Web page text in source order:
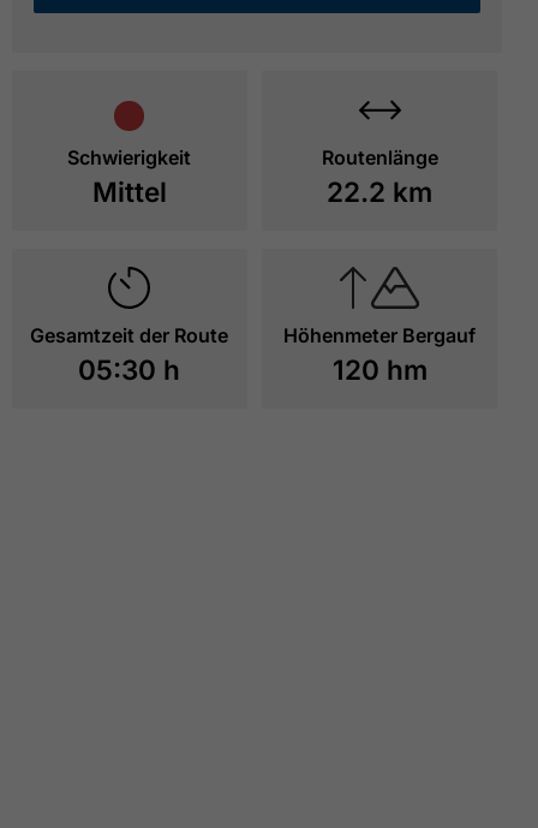
Schwierigkeit
Mittel
Routenlänge
22.2 km
Gesamtzeit der Route
05:30 h
Höhenmeter Bergauf
120 hm